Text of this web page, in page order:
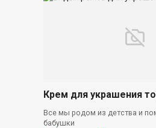
Крем для украшения
Все мы родом из детства и
бабушки